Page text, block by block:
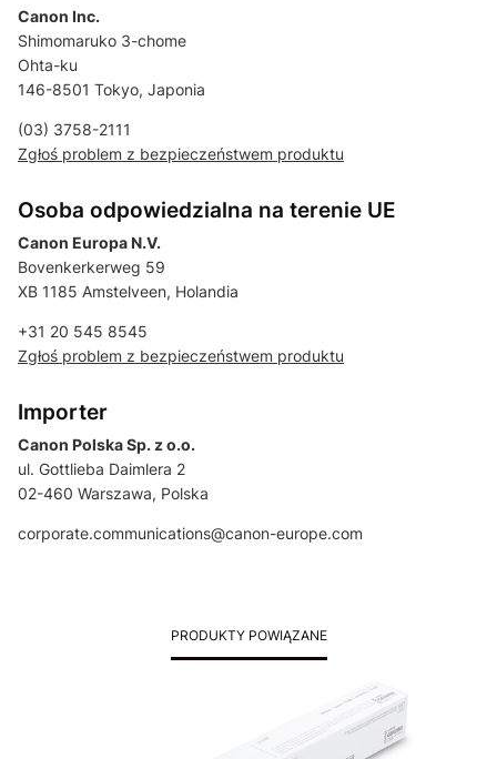
Canon Inc.
Shimomaruko 3-chome
Ohta-ku
146-8501 Tokyo, Japonia
(03) 3758-2111
Zgłoś problem z bezpieczeństwem produktu
Osoba odpowiedzialna na terenie UE
Canon Europa N.V.
Bovenkerkerweg 59
XB 1185 Amstelveen, Holandia
+31 20 545 8545
Zgłoś problem z bezpieczeństwem produktu
Importer
Canon Polska Sp. z o.o.
ul. Gottlieba Daimlera 2
02-460 Warszawa, Polska
corporate.communications@canon-europe.com
PRODUKTY POWIĄZANE